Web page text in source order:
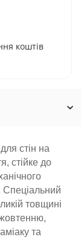
коштів
стін на
стійке до
Спеціальний
товщині
та